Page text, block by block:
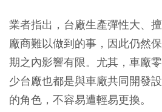
業者指出，台廠生產彈性大、
廠商難以做到的事，因此仍然
期之內影響有限。尤其，車廠
少台廠也都是與車廠共同開發
的角色，不容易遭輕易更換。